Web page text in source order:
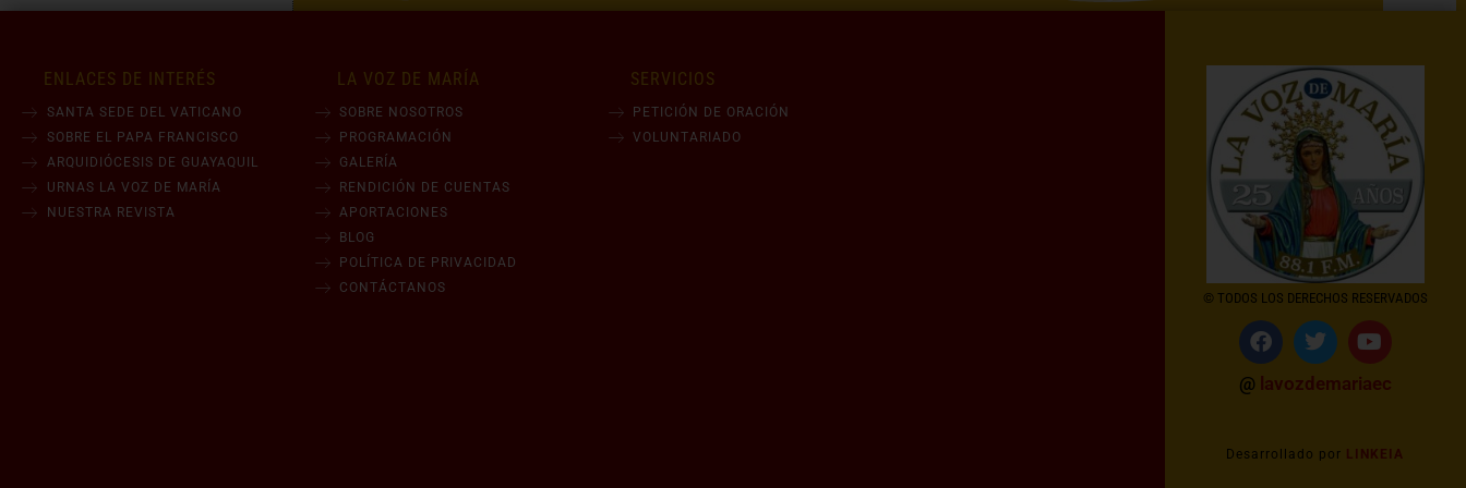
ENLACES DE INTERÉS
SANTA SEDE DEL VATICANO
SOBRE EL PAPA FRANCISCO
ARQUIDIÓCESIS DE GUAYAQUIL
URNAS LA VOZ DE MARÍA
NUESTRA REVISTA
LA VOZ DE MARÍA
SOBRE NOSOTROS
PROGRAMACIÓN
GALERÍA
RENDICIÓN DE CUENTAS
APORTACIONES
BLOG
POLÍTICA DE PRIVACIDAD
CONTÁCTANOS
SERVICIOS
PETICIÓN DE ORACIÓN
VOLUNTARIADO
© TODOS LOS DERECHOS RESERVADOS
@ lavozdemariaec
Desarrollado por LINKEIA